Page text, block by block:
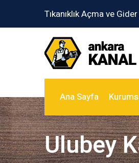
Tıkanıklık Açma ve
Ana Sayfa
Ulubey